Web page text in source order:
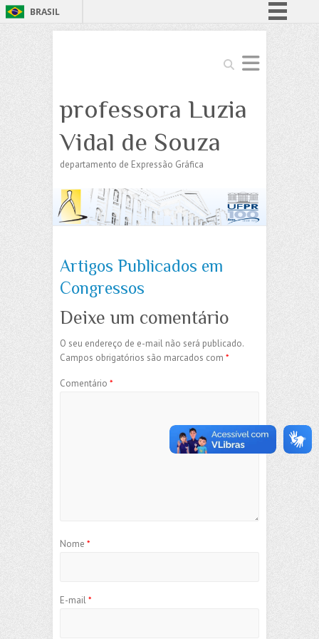
BRASIL
Simplifique!
Comunica BR
Acesso à informação
Canais
Search
professora Luzia
Vidal de Souza
departamento de Expressão Gráfica
Artigos Publicados em
Congressos
Deixe um comentário
O seu endereço de e-mail não será publicado.
Campos obrigatórios são marcados com *
Comentário *
Nome *
E-mail*